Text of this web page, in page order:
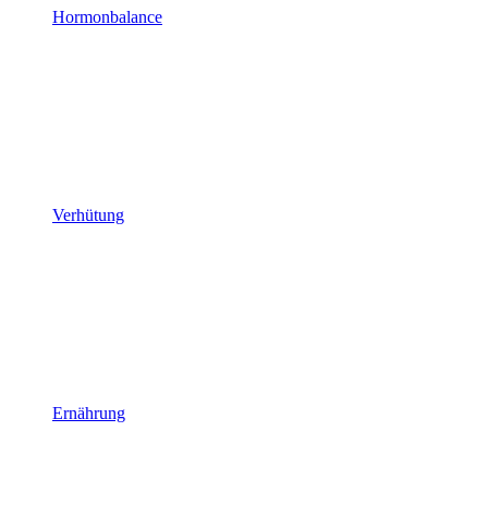
Hormonbalance
Verhütung
Ernährung